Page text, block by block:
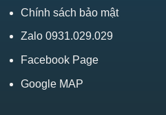
Chính sách bảo mật
Zalo 0931.029.029
Facebook Page
Google MAP